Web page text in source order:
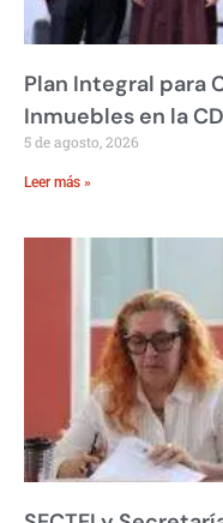
Plan Integral para
Inmuebles en la
5 de agosto, 2026
Leer más »